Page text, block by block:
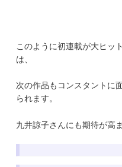
このように初連載が大ヒッ
は、
次の作品もコンスタントに
られます。
九井諒子さんにも期待が高